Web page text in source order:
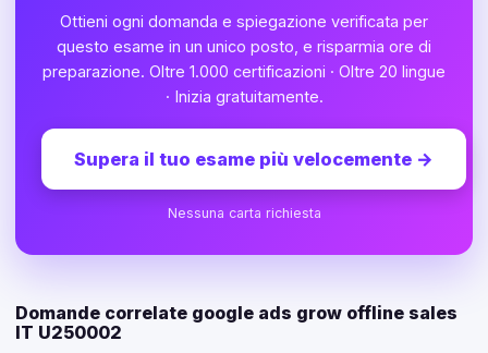
Ottieni ogni domanda e spiegazione verificata per
questo esame in un unico posto, e risparmia ore di
preparazione. Oltre 1.000 certificazioni · Oltre 20 lingue
· Inizia gratuitamente.
Supera il tuo esame più velocemente →
Nessuna carta richiesta
Domande correlate google ads grow offline sales
IT U250002